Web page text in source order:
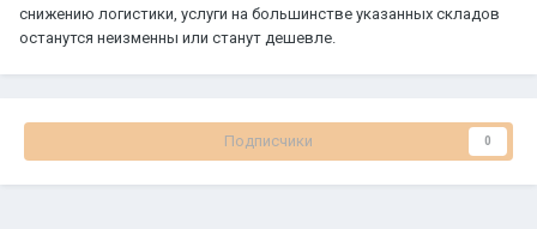
снижению логистики, услуги на большинстве указанных складов
останутся неизменны или станут дешевле.
Подписчики 0